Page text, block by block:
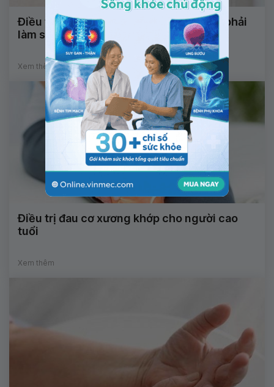
Điều trị tiểu rắt ở trẻ nhưng không khỏi phải
làm sao?
Xem thêm
Điều trị đau cơ xương khớp cho người cao
tuổi
Xem thêm